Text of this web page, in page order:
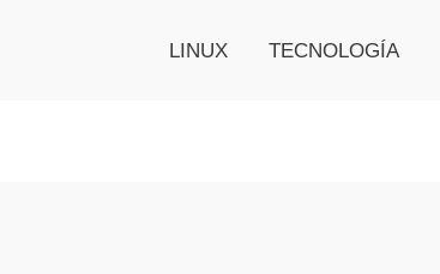
LINUX TECNOLOGÍA